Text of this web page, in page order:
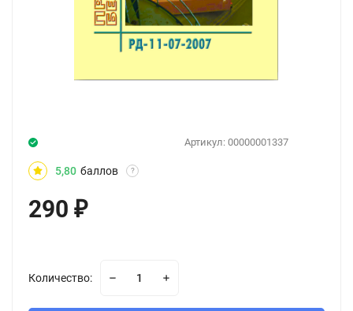
Артикул: 00000001337
5,80 баллов ?
290 ₽
Количество: